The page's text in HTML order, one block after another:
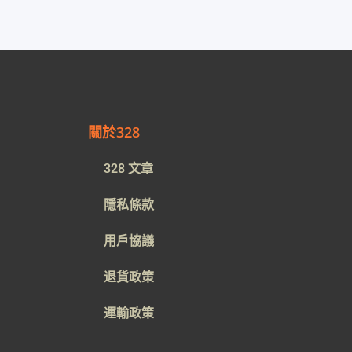
關於328
328 文章
隱私條款
用戶協議
退貨政策
運輸政策